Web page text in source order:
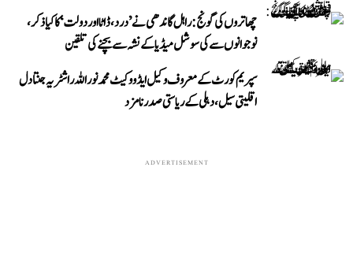
چھاتروں کی گونج: راہل گاندھی نے ’درد، ڈاٹا اور دولت‘ کا کیا ذکر،
نوجوانوں سے کی سوشل میڈیا کے نشہ سے بچنے کی تلقین
سپریم کورٹ کے معروف وکیل ایڈووکیٹ محمد نور اللہ راشٹریہ جنتا دل
اقلیتی سیل، دہلی کے ریاستی صدر نامزد
ADVERTISEMENT